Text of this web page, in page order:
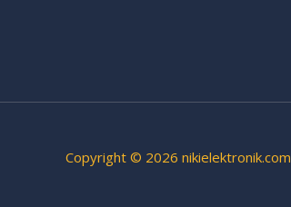
Copyright © 2026 nikielektronik.com